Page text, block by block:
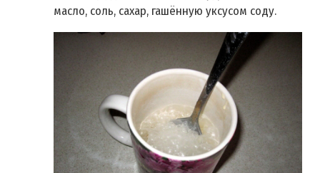
масло, соль, сахар, гашённую уксусом соду.